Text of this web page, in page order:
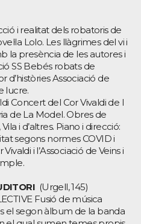
i realitat dels robatoris de
Lolo. Les llàgrimes del vi i
la presència de les autores i
SS Bebés robats de
d’històries Associació de
lucre.
Concert del Cor Vivaldi de l
de La Model. Obres de
i d’altres. Piano i direcció:
segons normes COVID i
i l’Associació de Veins i
(Urgell, 145)
Fusió de música
el segon àlbum de la banda